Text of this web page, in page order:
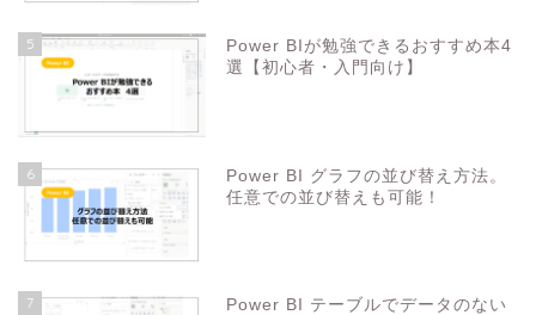
5
Power BIが勉強できるおすすめ本4
選【初心者・入門向け】
6
Power BI グラフの並び替え方法。
任意での並び替えも可能！
7
Power BI テーブルでデータのない